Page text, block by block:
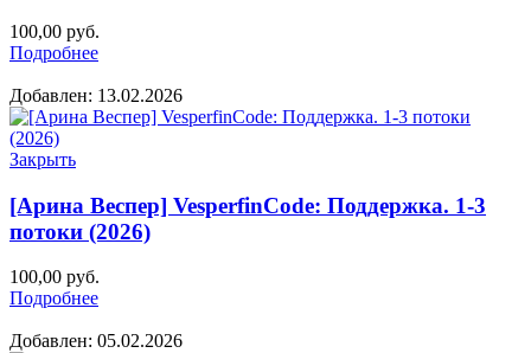
100,00 руб.
Подробнее
Добавлен: 13.02.2026
Закрыть
[Арина Веспер] VesperfinCode: Поддержка. 1-3
потоки (2026)
100,00 руб.
Подробнее
Добавлен: 05.02.2026